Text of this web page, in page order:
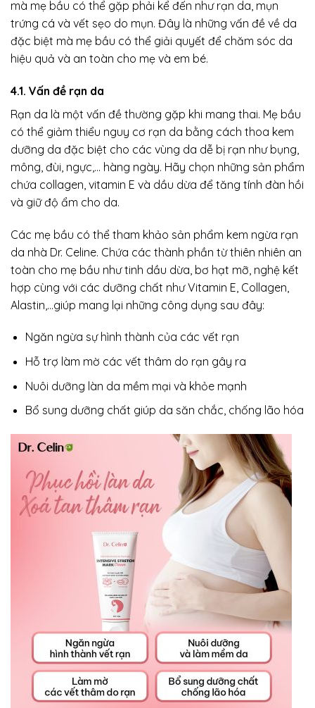
mà mẹ bầu có thể gặp phải kể đến như rạn da, mụn
trứng cá và vết sẹo do mụn. Đây là những vấn đề về da
đặc biệt mà mẹ bầu có thể giải quyết để chăm sóc da
hiệu quả và an toàn cho mẹ và em bé.
4.1. Vấn đề rạn da
Rạn da là một vấn đề thường gặp khi mang thai. Mẹ bầu
có thể giảm thiểu nguy cơ rạn da bằng cách thoa kem
dưỡng da đặc biệt cho các vùng da dễ bị rạn như bụng,
mông, đùi, ngực,… hàng ngày. Hãy chọn những sản phẩm
chứa collagen, vitamin E và dầu dừa để tăng tính đàn hồi
và giữ độ ẩm cho da.
Các mẹ bầu có thể tham khảo sản phẩm kem ngừa rạn
da nhà Dr. Celine. Chứa các thành phần từ thiên nhiên an
toàn cho mẹ bầu như tinh dầu dừa, bơ hạt mỡ, nghệ kết
hợp cùng với các dưỡng chất như Vitamin E, Collagen,
Alastin,…giúp mang lại những công dụng sau đây:
Ngăn ngừa sự hình thành của các vết rạn
Hỗ trợ làm mờ các vết thâm do rạn gây ra
Nuôi dưỡng làn da mềm mại và khỏe mạnh
Bổ sung dưỡng chất giúp da săn chắc, chống lão hóa